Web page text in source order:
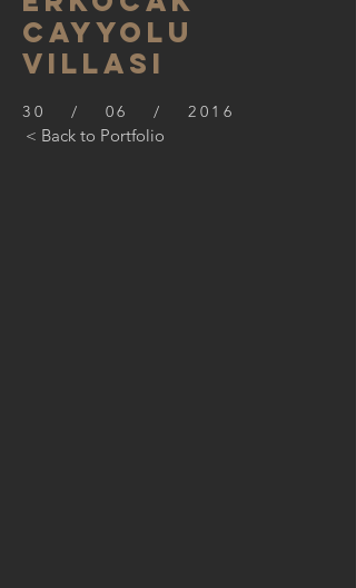
CAYYOLU
VILLASI
30 / 06 / 2016
< Back to Portfolio